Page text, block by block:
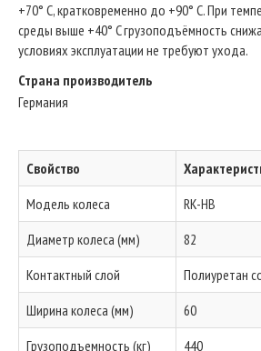
+70° C, кратковременно до +90° C. При
среды выше +40° C грузоподъёмность
условиях эксплуатации не требуют ухода.
Страна производитель
Германия
Свойство
Модель колеса
RK-HB
Диаметр колеса (мм)
82
Контактный слой
Полиуретан
Ширина колеса (мм)
60
Грузоподъемность (кг)
440